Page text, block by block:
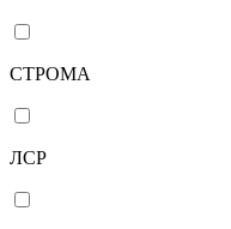
СТРОМА
ЛСР